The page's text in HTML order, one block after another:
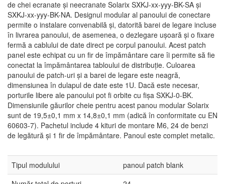
de chei ecranate și neecranate Solarix SXKJ-xx-yyy-BK-SA și
SXKJ-xx-yyy-BK-NA. Designul modular al panoului de conectare
permite o instalare convenabilă și, datorită barei de legare incluse
în livrarea panoului, de asemenea, o dezlegare ușoară și o fixare
fermă a cablului de date direct pe corpul panoului. Acest patch
panel este echipat cu un fir de împământare care îi permite să fie
conectat la împământarea tabloului de distribuție. Culoarea
panoului de patch-uri și a barei de legare este neagră,
dimensiunea în dulapul de date este 1U. Dacă este necesar,
porturile libere ale panoului pot fi orbite cu fișa SXKJ-0-BK.
Dimensiunile găurilor cheie pentru acest panou modular Solarix
sunt de 19,5±0,1 mm x 14,8±0,1 mm (adică în conformitate cu EN
60603-7). Pachetul include 4 kituri de montare M6, 24 de benzi
de legătură și 1 fir de împământare. Panoul este complet metalic.
Tipul modulului
panoul patch blank